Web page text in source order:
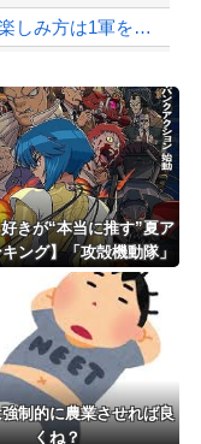
by livedoor 相互RSS
サカナクション山口さん「中日の楽しみ方は1軍をファーム戦として見る。勝敗じゃない...
勇者♀「仲間に支払うはずのお金で新しい装備買っちゃったから>>3する」
日本旅行キャンセルすべきか…1万年ぶり史上最大級の火山の兆し＝韓国の反応
海外「おめでとうタキ！」リヴァプール南野がバースデーゴール！！
by livedoor 相互RSS
きが“本当に推す”夏ア
ング】「攻殻機動隊」
ジャードゥーガル」「無
転生」が上位争い
制的に農業させれば良
くね？